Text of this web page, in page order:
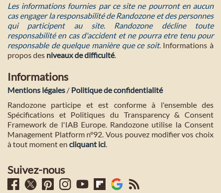
Les informations fournies par ce site ne pourront en aucun
cas engager la responsabilité de Randozone et des personnes
qui participent au site. Randozone décline toute
responsabilité en cas d'accident et ne pourra etre tenu pour
responsable de quelque manière que ce soit. Informations à
propos des niveaux de difficulté.
Informations
Mentions légales / Politique de confidentialité
Randozone participe et est conforme à l'ensemble des
Spécifications et Politiques du Transparency & Consent
Framework de l'IAB Europe. Randozone utilise la Consent
Management Platform n°92. Vous pouvez modifier vos choix
à tout moment en cliquant ici
Suivez-nous